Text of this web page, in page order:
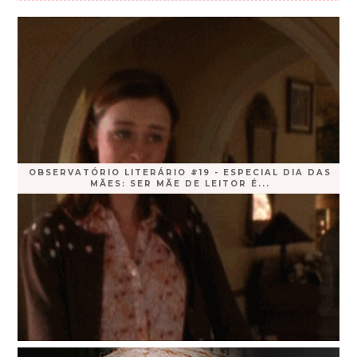
OBSERVATÓRIO LITERÁRIO #19 - ESPECIAL DIA DAS
MÃES: SER MÃE DE LEITOR É...